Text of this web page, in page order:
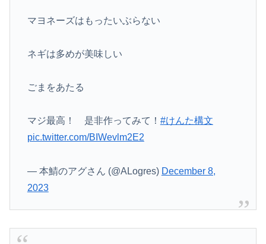
マヨネーズはもったいぶらない
ネギは多めが美味しい
ごまをあたる
マジ最高！ 是非作ってみて！ #けんた構文
pic.twitter.com/BIWevlm2E2
— 本鯖のアグさん (@ALogres) December 8,
2023